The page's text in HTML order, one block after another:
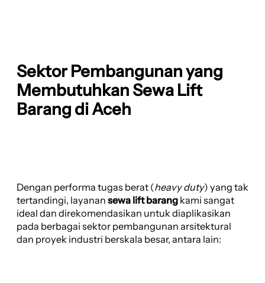
Sektor Pembangunan yang
Membutuhkan Sewa Lift
Barang di Aceh
Dengan performa tugas berat (heavy duty) yang tak
tertandingi, layanan sewa lift barang kami sangat
ideal dan direkomendasikan untuk diaplikasikan
pada berbagai sektor pembangunan arsitektural
dan proyek industri berskala besar, antara lain: